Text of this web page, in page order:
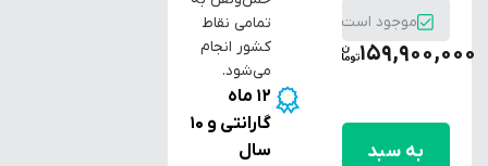
موجود است
159,900,000
به سبد
تمامی نقاط
کشور انجام
می‌شود.
12 ماه
گارانتی و 10
سال